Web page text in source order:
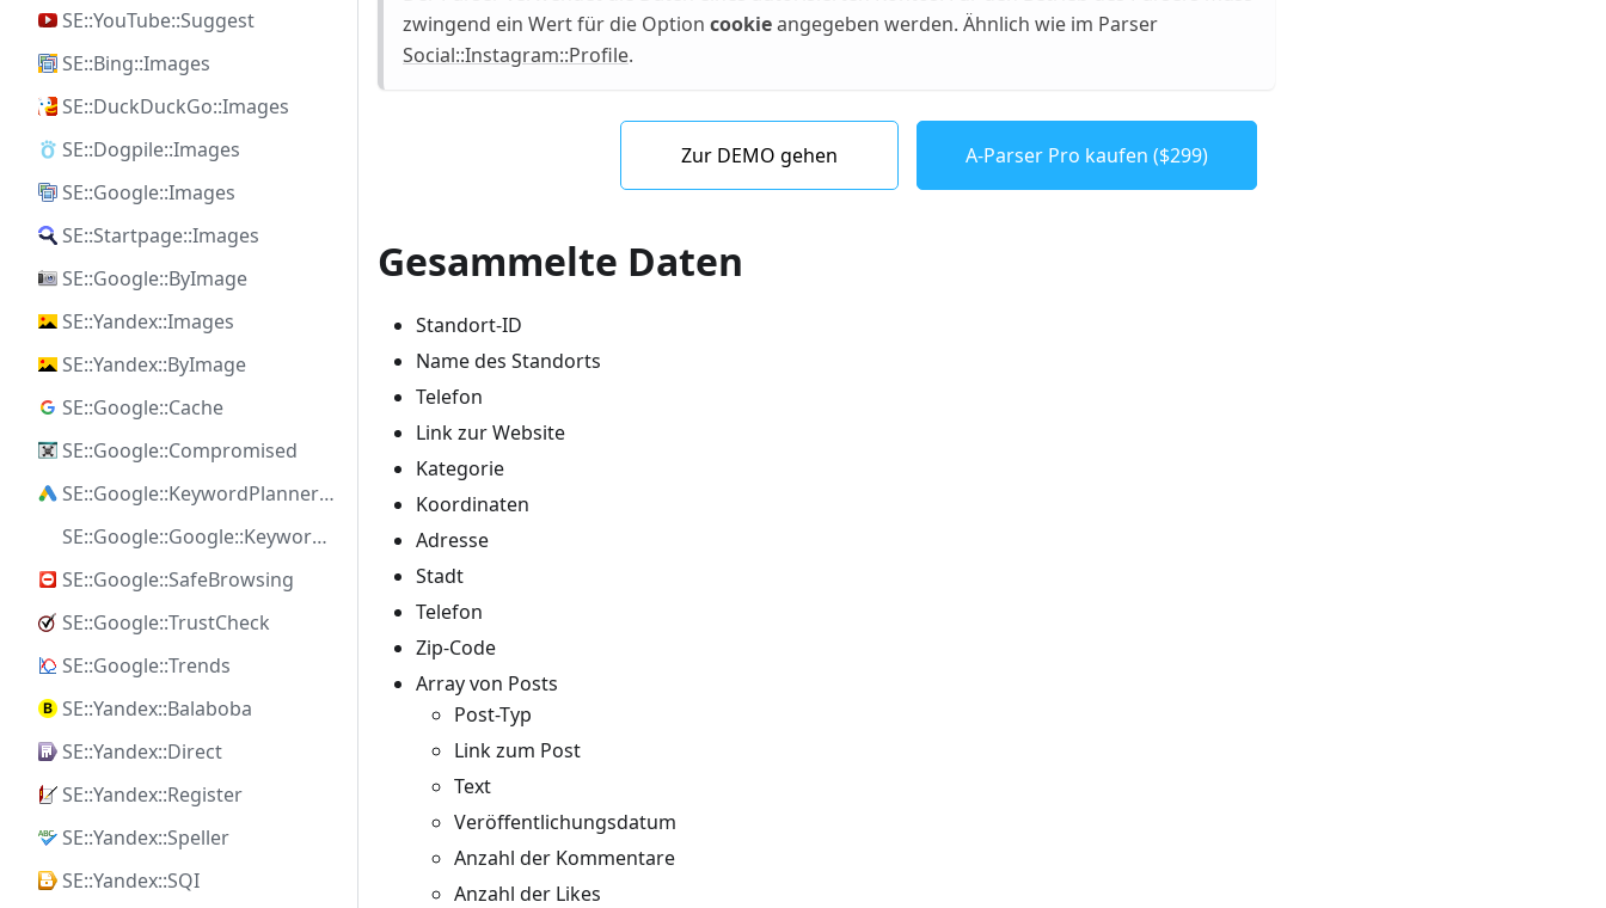
SE::YouTube::Suggest
SE::Bing::Images
SE::DuckDuckGo::Images
SE::Dogpile::Images
SE::Google::Images
SE::Startpage::Images
SE::Google::ByImage
SE::Yandex::Images
SE::Yandex::ByImage
SE::Google::Cache
SE::Google::Compromised
SE::Google::KeywordPlanner::Ideas
SE::Google::Google::KeywordPlanner::SearchVolume
SE::Google::SafeBrowsing
SE::Google::TrustCheck
SE::Google::Trends
SE::Yandex::Balaboba
SE::Yandex::Direct
SE::Yandex::Register
SE::Yandex::Speller
SE::Yandex::SQI
zwingend ein Wert für die Option cookieangegeben werden. Ähnlich wie im Parser
Social::Instagram::Profile.
Zur DEMO gehen A-Parser Pro kaufen ($299)
Gesammelte Daten
Standort-ID
Name des Standorts
Telefon
Link zur Website
Kategorie
Koordinaten
Adresse
Stadt
Telefon
Zip-Code
Array von Posts
Post-Typ
Link zum Post
Text
Veröffentlichungsdatum
Anzahl der Kommentare
Anzahl der Likes